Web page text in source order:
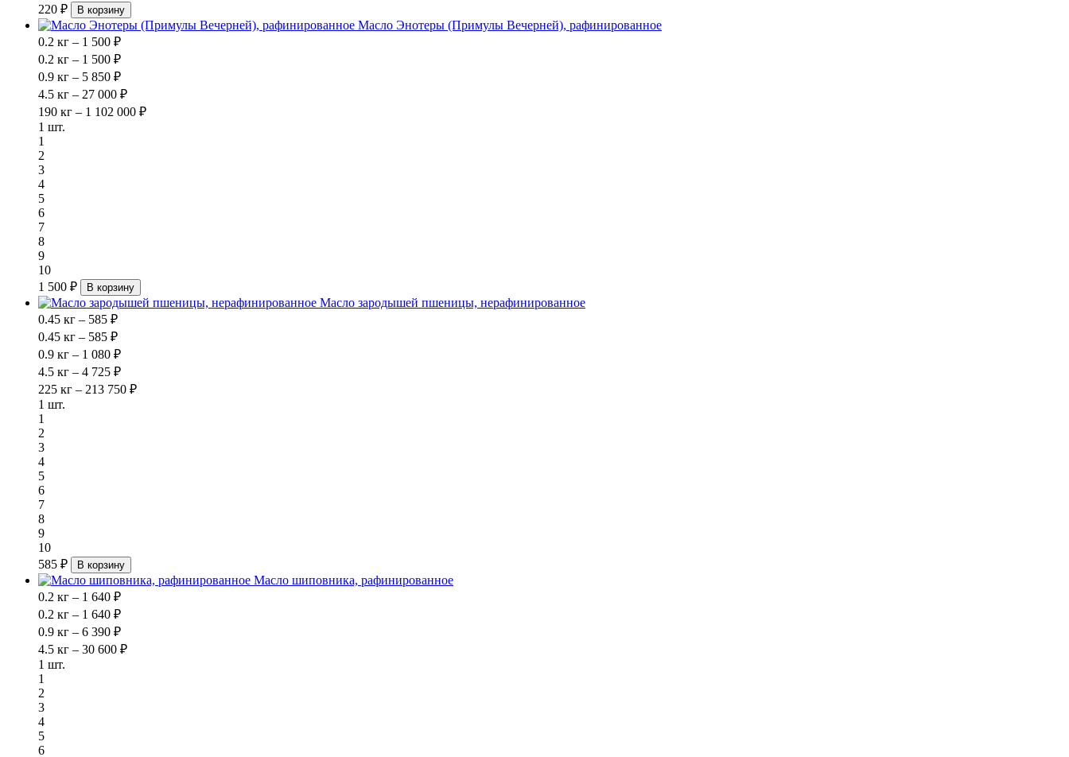
220 ₽
В корзину
Масло Энотеры (Примулы Вечерней), рафинированное
0.2 кг – 1 500 ₽
0.2 кг – 1 500 ₽
0.9 кг – 5 850 ₽
4.5 кг – 27 000 ₽
190 кг – 1 102 000 ₽
1 шт.
1
2
3
4
5
6
7
8
9
10
1 500 ₽
В корзину
Масло зародышей пшеницы, нерафинированное
0.45 кг – 585 ₽
0.45 кг – 585 ₽
0.9 кг – 1 080 ₽
4.5 кг – 4 725 ₽
225 кг – 213 750 ₽
1 шт.
1
2
3
4
5
6
7
8
9
10
585 ₽
В корзину
Масло шиповника, рафинированное
0.2 кг – 1 640 ₽
0.2 кг – 1 640 ₽
0.9 кг – 6 390 ₽
4.5 кг – 30 600 ₽
1 шт.
1
2
3
4
5
6